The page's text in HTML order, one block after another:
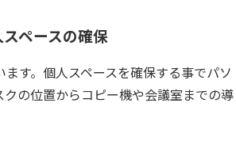
ペースの確保
す。個人スペースを確保する事でパソ
の位置からコピー機や会議室までの導